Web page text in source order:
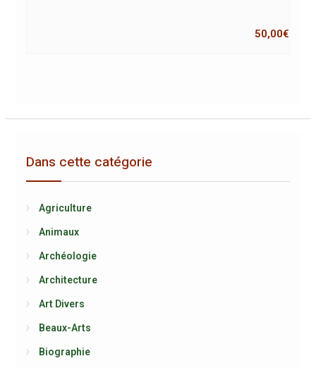
50,00€
Dans cette catégorie
Agriculture
Animaux
Archéologie
Architecture
Art Divers
Beaux-Arts
Biographie